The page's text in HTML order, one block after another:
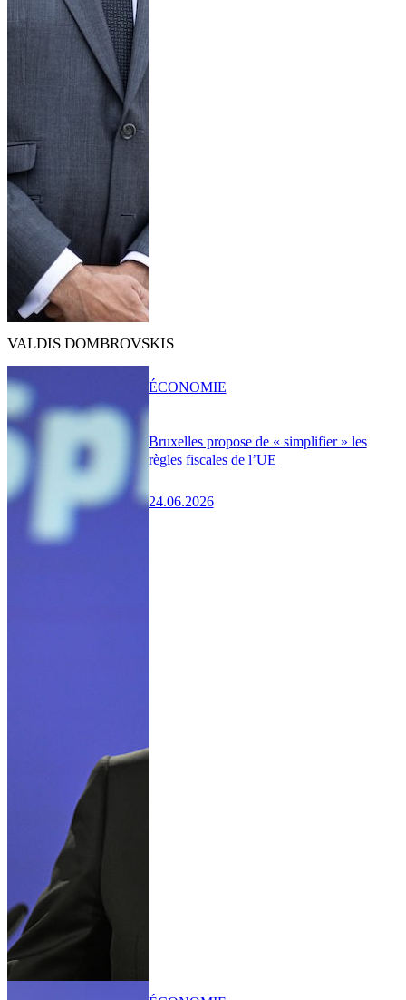
VALDIS DOMBROVSKIS
Bruxelles propose de « simplifier » les
règles fiscales de l’UE
24.06.2026
ÉCONOMIE